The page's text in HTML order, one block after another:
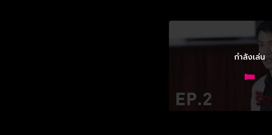
กำลังเล่น